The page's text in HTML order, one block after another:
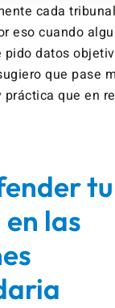
cada
eso cuando
datos
que pase
que en
tu
las